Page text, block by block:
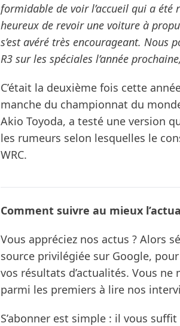
formidable de voir l’accueil qui a été
heureux de revoir une voiture à
s’est avéré très encourageant. Nous
R3 sur les spéciales l’année
C’était la deuxième fois cette
manche du championnat du
Akio Toyoda, a testé une version
les rumeurs selon lesquelles le
WRC.
Comment suivre au mieux
Vous appréciez nos actus ? Alors
source privilégiée sur Google,
vos résultats d’actualités. Vous
parmi les premiers à lire nos
S’abonner est simple : il vous suffit